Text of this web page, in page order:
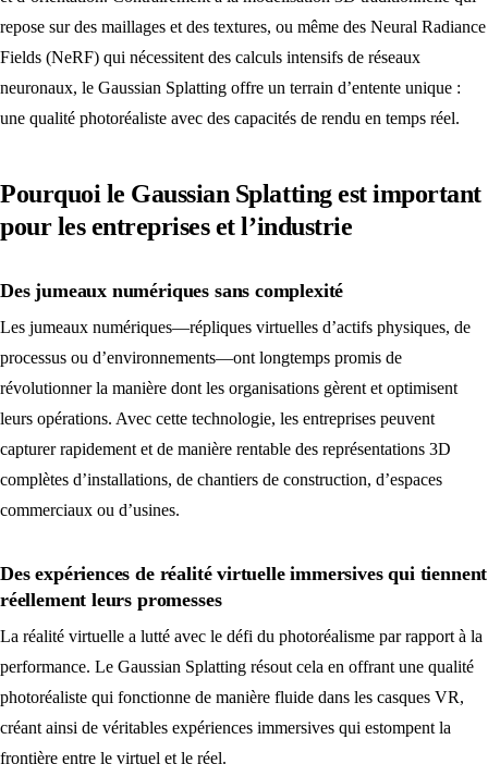
repose sur des maillages et des textures, ou même des Neural Radiance
Fields (NeRF) qui nécessitent des calculs intensifs de réseaux
neuronaux, le Gaussian Splatting offre un terrain d’entente unique :
une qualité photoréaliste avec des capacités de rendu en temps réel.
Pourquoi le Gaussian Splatting est important
pour les entreprises et l’industrie
Des jumeaux numériques sans complexité
Les jumeaux numériques—répliques virtuelles d’actifs physiques, de
processus ou d’environnements—ont longtemps promis de
révolutionner la manière dont les organisations gèrent et optimisent
leurs opérations. Avec cette technologie, les entreprises peuvent
capturer rapidement et de manière rentable des représentations 3D
complètes d’installations, de chantiers de construction, d’espaces
commerciaux ou d’usines.
Des expériences de réalité virtuelle immersives qui tiennent
réellement leurs promesses
La réalité virtuelle a lutté avec le défi du photoréalisme par rapport à la
performance. Le Gaussian Splatting résout cela en offrant une qualité
photoréaliste qui fonctionne de manière fluide dans les casques VR,
créant ainsi de véritables expériences immersives qui estompent la
frontière entre le virtuel et le réel.